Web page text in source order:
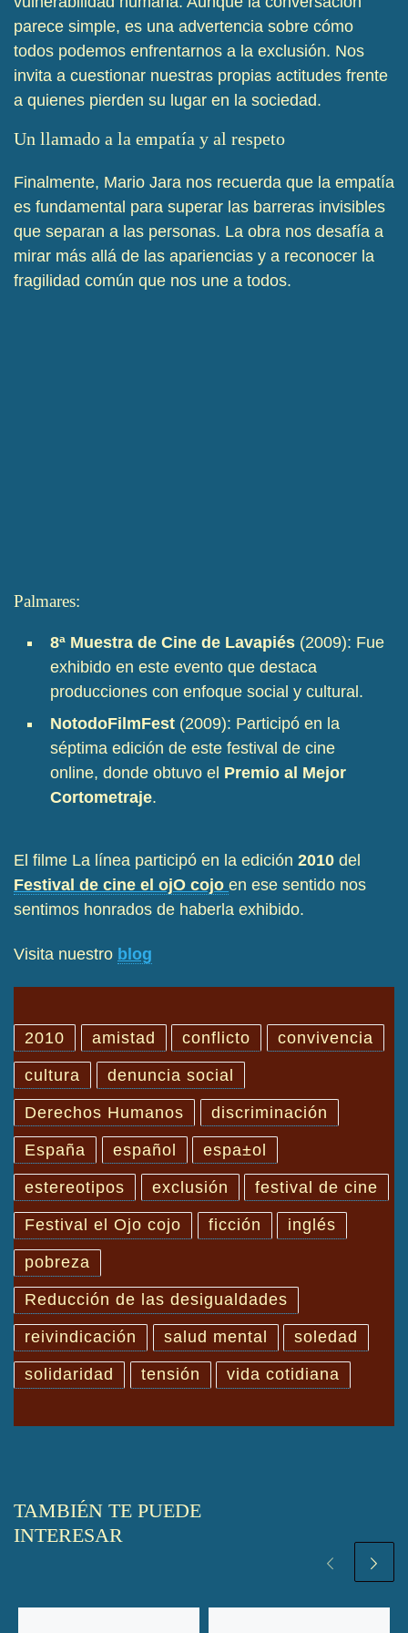
parece simple, es una advertencia sobre cómo
todos podemos enfrentarnos a la exclusión. Nos
invita a cuestionar nuestras propias actitudes frente
a quienes pierden su lugar en la sociedad.
Un llamado a la empatía y al respeto
Finalmente, Mario Jara nos recuerda que la empatía
es fundamental para superar las barreras invisibles
que separan a las personas. La obra nos desafía a
mirar más allá de las apariencias y a reconocer la
fragilidad común que nos une a todos.
Palmares:
8ª Muestra de Cine de Lavapiés (2009): Fue
exhibido en este evento que destaca
producciones con enfoque social y cultural.
NotodoFilmFest (2009): Participó en la
séptima edición de este festival de cine
online, donde obtuvo el Premio al Mejor
Cortometraje.
El filme La línea participó en la edición 2010 del
Festival de cine el ojO cojo en ese sentido nos
sentimos honrados de haberla exhibido.
Visita nuestro blog
2010 amistad conflicto convivencia
cultura denuncia social
Derechos Humanos discriminación
España español espa±ol
estereotipos exclusión festival de cine
Festival el Ojo cojo ficción inglés
pobreza
Reducción de las desigualdades
reivindicación salud mental soledad
solidaridad tensión vida cotidiana
TAMBIÉN TE PUEDE
INTERESAR